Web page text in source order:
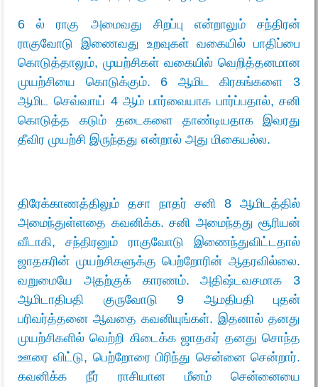
6 ல் ராகு அமைவது சிறப்பு என்றாலும் சந்திரன்
ராகுவோடு இணைவது உறவுகள் வகையில் பாதிப்பை
கொடுத்தாலும், முயற்சிகள் வகையில் வெறித்தனமான
முயற்சியை கொடுக்கும். 6 ஆமிட கிரகங்களை 3
ஆமிட செவ்வாய் 4 ஆம் பார்வையாக பார்ப்பதால், சனி
கொடுத்த கடும் தடைகளை தாண்டியதாக இவரது
தீவிர முயற்சி இருந்தது என்றால் அது மிகையல்ல.
திரேக்காணத்திலும் தசா நாதர் சனி 8 ஆமிடத்தில்
அமைந்துள்ளதை கவனிக்க. சனி அமைந்தது சூரியன்
வீடாகி, சந்திரனும் ராகுவோடு இணைந்துவிட்டதால்
ஜாதகரின் முயற்சிகளுக்கு பெற்றோரின் ஆதரவில்லை.
வறுமையே அதற்குக் காரணம். அதிஷ்டவசமாக 3
ஆமிடாதிபதி குருவோடு 9 ஆமதிபதி புதன்
பரிவர்த்தனை ஆவதை கவனியுங்கள். இதனால் தனது
முயற்சிகளில் வெற்றி கிடைக்க ஜாதகர் தனது சொந்த
ஊரை விட்டு, பெற்றோரை பிரிந்து சென்னை சென்றார்.
கவனிக்க நீர் ராசியான மீனம் சென்னையை